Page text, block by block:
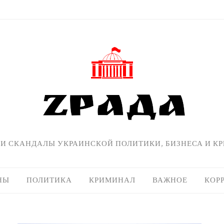
СКАНДАЛЫ УКРАИНСКОЙ ПОЛИТИКИ, БИЗНЕСА И
ПОЛИТИКА КРИМИНАЛ ВАЖНОЕ